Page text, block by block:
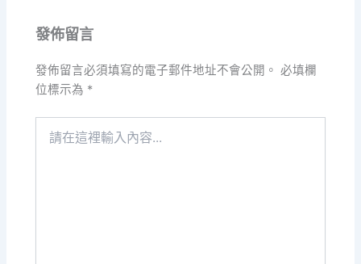
發佈留言
發佈留言必須填寫的電子郵件地址不會公開。 必填欄
位標示為 *